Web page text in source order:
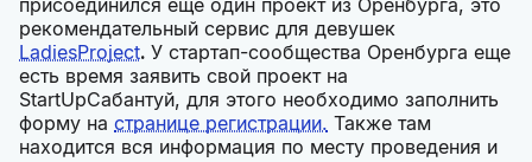
присоединился еще один проект из Оренбурга, это
рекомендательный сервис для девушек
LadiesProject. У стартап-сообщества Оренбурга еще
есть время заявить свой проект на
StartUpСабантуй, для этого необходимо заполнить
форму на странице регистрации. Также там
находится вся информация по месту проведения и